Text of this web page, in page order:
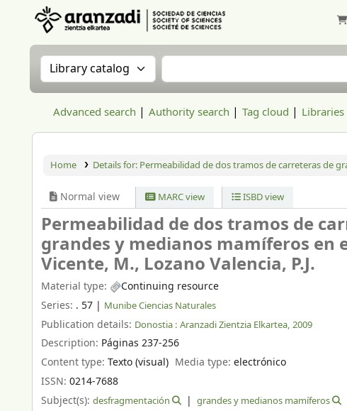
Search the catalog by:Search the catalog
Advanced search Authority search Tag cloud Libraries
Home Details for: Permeabilidad de dos tramos de carreteras de
Normal view MARC view ISBD view
Permeabilidad de dos tramos de
grandes y medianos mamíferos en
Vicente, M., Lozano Valencia, P.J.
Material type:
Continuing resource
Series: . 57 | Munibe Ciencias Naturales
Publication details: Donostia : Aranzadi Zientzia Elkartea, 2009
Description: Páginas 237-256
Content type: Texto (visual) Media type:electrónico
ISSN: 0214-7688
Subject(s): desfragmentación grandes y medianos mamíferos